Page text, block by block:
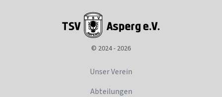
© 2024 - 2026
Unser Verein
Abteilungen